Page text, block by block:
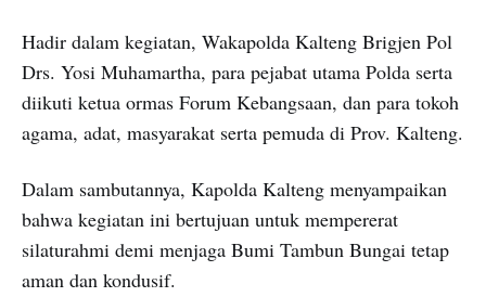
Hadir dalam kegiatan, Wakapolda Kalteng Brigjen Pol
Drs. Yosi Muhamartha, para pejabat utama Polda serta
diikuti ketua ormas Forum Kebangsaan, dan para tokoh
agama, adat, masyarakat serta pemuda di Prov. Kalteng.
Dalam sambutannya, Kapolda Kalteng menyampaikan
bahwa kegiatan ini bertujuan untuk mempererat
silaturahmi demi menjaga Bumi Tambun Bungai tetap
aman dan kondusif.